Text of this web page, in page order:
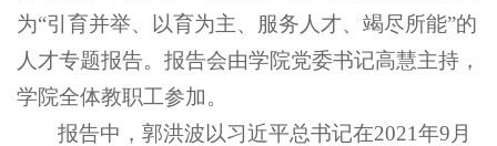
为“引育并举、以育为主、服务人才、竭尽所能”的
人才专题报告。报告会由学院党委书记高慧主持，
学院全体教职工参加。
报告中，郭洪波以习近平总书记在2021年9月